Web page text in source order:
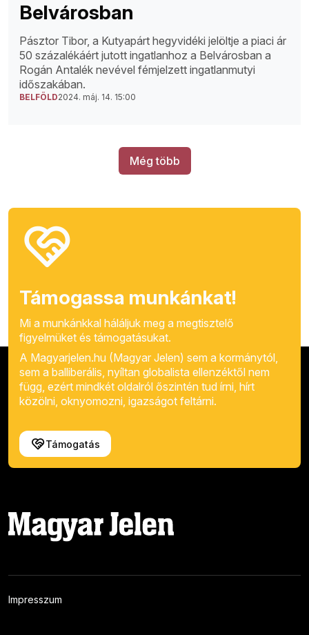
Belvárosban
Pásztor Tibor, a Kutyapárt hegyvidéki jelöltje a piaci ár
50 százalékáért jutott ingatlanhoz a Belvárosban a
Rogán Antalék nevével fémjelzett ingatlanmutyi
időszakában.
BELFÖLD2024. máj. 14. 15:00
Még több
Támogassa munkánkat!
Mi a munkánkkal háláljuk meg a megtisztelő
figyelmüket és támogatásukat.
A Magyarjelen.hu (Magyar Jelen) sem a kormánytól,
sem a balliberális, nyíltan globalista ellenzéktől nem
függ, ezért mindkét oldalról őszintén tud írni, hírt
közölni, oknyomozni, igazságot feltárni.
Támogatás
Impresszum